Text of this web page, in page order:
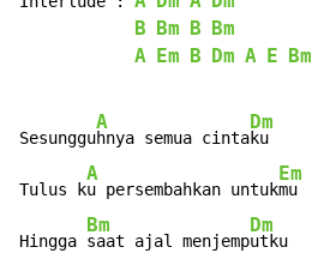
B
Bm B
Bm
A
Em B Dm A E Bm
Sesunggu
A
hnya semua cinta
Dm
ku
Tulus k
A
u persembahkan untuk
Em
mu
Hingga
Bm
saat ajal menjemp
Dm
utku